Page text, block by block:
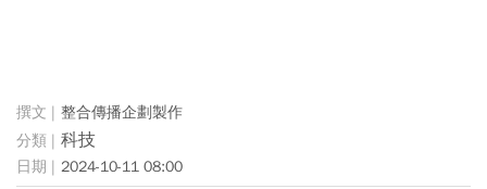
整合傳播企劃製作
科技
2024-10-11 08:00